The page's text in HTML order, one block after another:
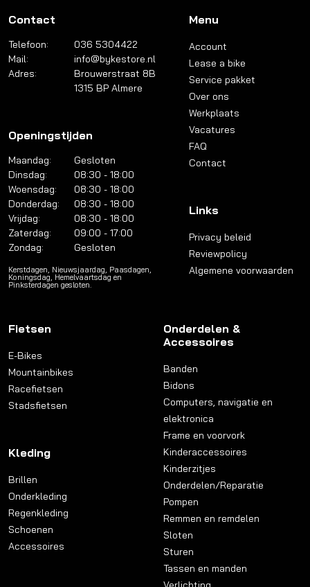
Contact
Telefoon:
036 5304422
Mail:
info@bykestore.nl
Adres:
Brouwerstraat 8B
1315 BP Almere
Openingstijden
Maandag:
Gesloten
Dinsdag:
08:30 - 18:00
Woensdag:
08:30 - 18:00
Donderdag:
08:30 - 18:00
Vrijdag:
08:30 - 18:00
Zaterdag:
09:00 - 17:00
Zondag:
Gesloten
Kerstdagen, Nieuwsjaardag, Paasdagen,
Koningsdag, Hemelvaartsdag en
Pinksterdagen gesloten.
Menu
Account
Lease a bike
Service pakket
Over ons
Werkplaats
Vacatures
FAQ
Contact
Links
Privacy beleid
Reviewpolicy
Algemene voorwaarden
Fietsen
E-Bikes
Mountainbikes
Racefietsen
Stadsfietsen
Kleding
Brillen
Onderkleding
Regenkleding
Schoenen
Accessoires
Onderdelen &
Accessoires
Banden
Bidons
Computers, navigatie en
elektronica
Frame en voorvork
Kinderaccessoires
Kinderzitjes
Onderdelen/Reparatie
Pompen
Remmen en remdelen
Sloten
Sturen
Tassen en manden